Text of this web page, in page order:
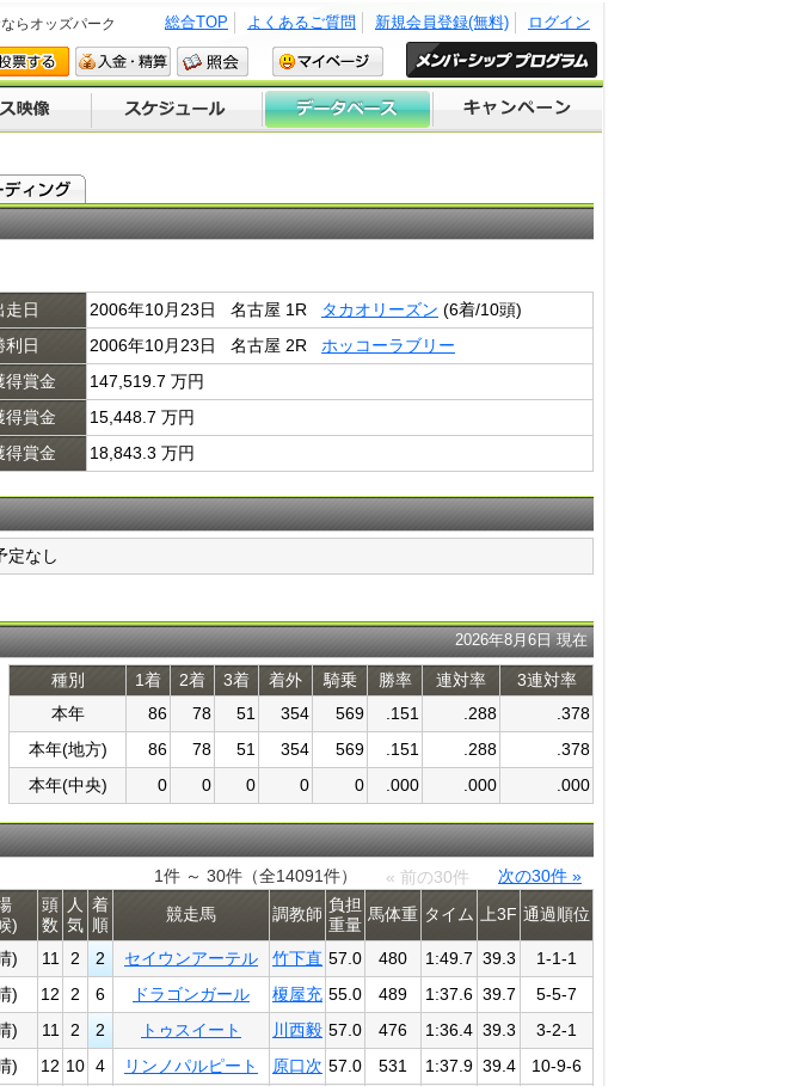
らオッズパーク ログイン
新規会員登録(無料)
よくあるご質問
総合TOP
走日 2006年10月23日 名古屋 1R タカオリーズン (6着/10頭)
利日
2006年10月23日 名古屋 2R ホッコーラブリー
得賞金
147,519.7 万円
得賞金
15,448.7 万円
得賞金
18,843.3 万円
定なし
2026年8月6日 現在
種別 1着 2着 3着 着外 騎乗 勝率 連対率
3連対率
本年
86 78 51 354 569 .151 .288
.378
本年(地方)
86 78 51 354 569 .151 .288
.378
本年(中央)
0 0 0 0 0 .000 .000 .000
1件 ～ 30件（全14091件） « 前の30件 次の30件 »
)
頭
数
人
気
着
順
競走馬 調教師 負担
重量
馬体重 タイム 上3F 通過​順位
) 11 2 2 セイウンアーテル 竹下直 57.0 480 1:49.7 39.3
1-1-1
) 12 2 6 ドラゴンガール 榎屋充 55.0 489 1:37.6 39.7
5-5-7
) 11 2 2 トゥスイート 川西毅 57.0 476 1:36.4 39.3
3-2-1
) 12 10 4 リンノパルピート 原口次 57.0 531 1:37.9 39.4
10-9-6